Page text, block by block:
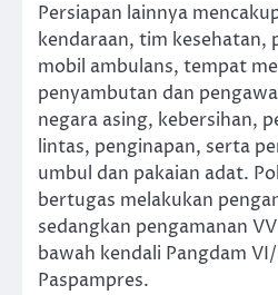
Persiapan lainnya
kendaraan, tim kesehatan,
mobil ambulans, tempat
penyambutan dan
negara asing, kebersihan,
lintas, penginapan, serta
umbul dan pakaian adat.
bertugas melakukan
sedangkan pengamanan
bawah kendali Pangdam
Paspampres.